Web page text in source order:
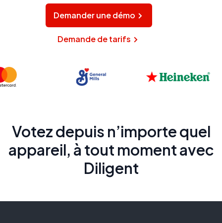
Demander une démo
Demande de tarifs
Votez depuis n’importe quel
appareil, à tout moment avec
Diligent